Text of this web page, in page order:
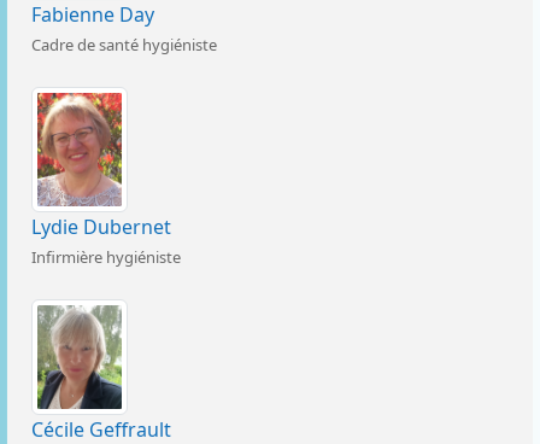
Fabienne Day
Cadre de santé hygiéniste
Lydie Dubernet
Infirmière hygiéniste
Cécile Geffrault